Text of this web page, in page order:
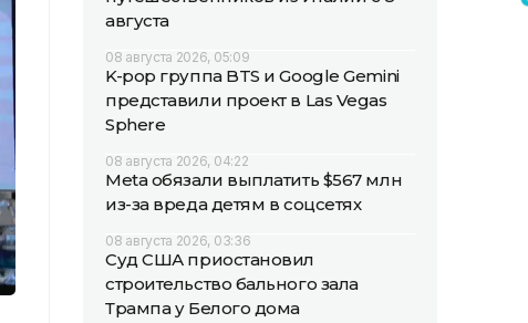
августа
08 августа 2026, 05:09
K-pop группа BTS и Google Gemini
представили проект в Las Vegas
Sphere
08 августа 2026, 04:22
Meta обязали выплатить $567 млн
из-за вреда детям в соцсетях
08 августа 2026, 03:36
Суд США приостановил
строительство бального зала
Трампа у Белого дома